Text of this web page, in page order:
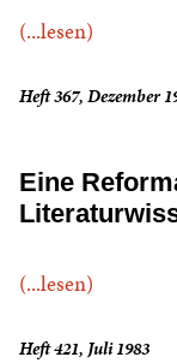
(...lesen)
Heft 367, Dezember
Eine
(...lesen)
Heft 421, Juli 1983